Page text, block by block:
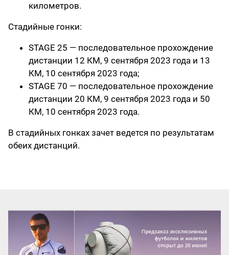
километров.
Стадийные гонки:
STAGE 25 — последовательное прохождение
дистанции 12 КМ, 9 сентября 2023 года и 13
КМ, 10 сентября 2023 года;
STAGE 70 — последовательное прохождение
дистанции 20 КМ, 9 сентября 2023 года и 50
КМ, 10 сентября 2023 года.
В стадийных гонках зачет ведется по результатам
обеих дистанций.